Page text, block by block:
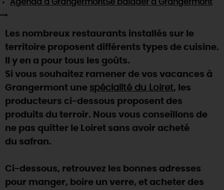
Visitesgourmandesetcréatives
Chic,une aire de pique-nique
Par ici lesguinguettes
Que rapporter du Loiret ?
La Route desMétiers d'Art
TOUT L'ART DE VIVRE
(re)Découvrir les coulisses de la Faïencerie de
Expérimenter les parcours Baludik
Une saison de festivals 🎉
Rendez-vous de la nature en 2026
Programme des animations "Loiret au fil de l'eau"
Où sortir ?
SE REPÉRER,SE DÉPLACER
INFOS & SERVICES
RÉSERVERMAINTENANT
Agenda à GrangermontSe balader à Grangermont
Les nombreux restaurants installés sur le
territoire proposent différents types de cuisine.
Il y en a pour tous les goûts.
Si vous souhaitez ramener de vos vacances à
Grangermont une spécialité du Loiret, les
producteurs ci-dessous proposent des
produits du terroir. Nous vous conseillons de
ne pas quitter le Loiret sans avoir acheté
du safran.
Ci-dessous, retrouvez les bonnes adresses
pour manger, boire un verre, et acheter des